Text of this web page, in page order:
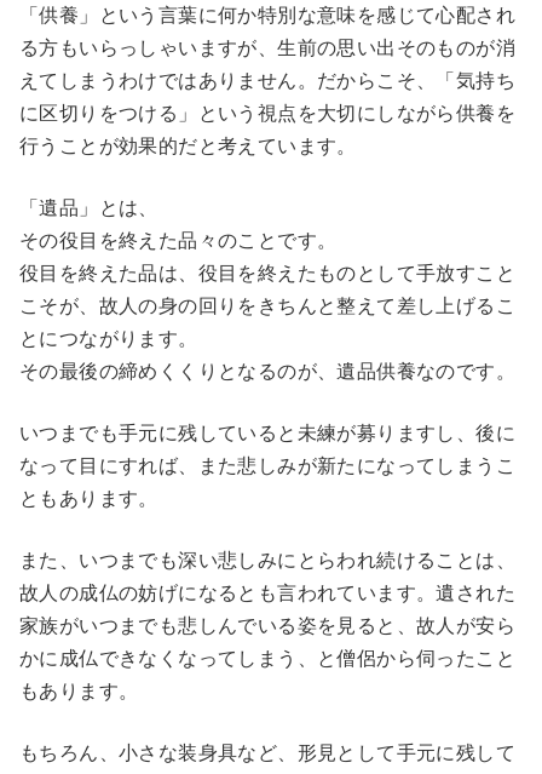
「供養」という言葉に何か特別な意味を感じて心配され
る方もいらっしゃいますが、生前の思い出そのものが消
えてしまうわけではありません。だからこそ、「気持ち
に区切りをつける」という視点を大切にしながら供養を
行うことが効果的だと考えています。
「遺品」とは、
その役目を終えた品々のことです。
役目を終えた品は、役目を終えたものとして手放すこと
こそが、故人の身の回りをきちんと整えて差し上げるこ
とにつながります。
その最後の締めくくりとなるのが、遺品供養なのです。
いつまでも手元に残していると未練が募りますし、後に
なって目にすれば、また悲しみが新たになってしまうこ
ともあります。
また、いつまでも深い悲しみにとらわれ続けることは、
故人の成仏の妨げになるとも言われています。遺された
家族がいつまでも悲しんでいる姿を見ると、故人が安ら
かに成仏できなくなってしまう、と僧侶から伺ったこと
もあります。
もちろん、小さな装身具など、形見として手元に残して